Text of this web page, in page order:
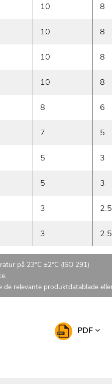
10 8
10 8
10 8
10 8
8 6
7 5
5 3
5 3
3 2.5
3 2.5
på 23°C ±2°C (ISO 291)
relevante produktdatablade
PDF